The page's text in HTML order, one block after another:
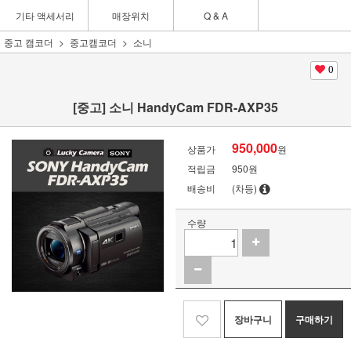
기타 액세서리 매장위치
Q & A
중고 캠코더
중고캠코더 소니
0
[중고] 소니 HandyCam FDR-AXP35
상품가 950,000원
적립금
950원
배송비
(차등)
수량
장바구니 구매하기